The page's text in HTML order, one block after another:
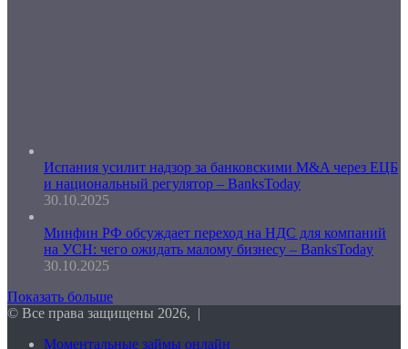
Испания усилит надзор за банковскими M&A через ЕЦБ
и национальный регулятор – BanksToday
30.10.2025
Минфин РФ обсуждает переход на НДС для компаний
на УСН: чего ожидать малому бизнесу – BanksToday
30.10.2025
Показать больше
© Все права защищены 2026, |
Моментальные займы онлайн